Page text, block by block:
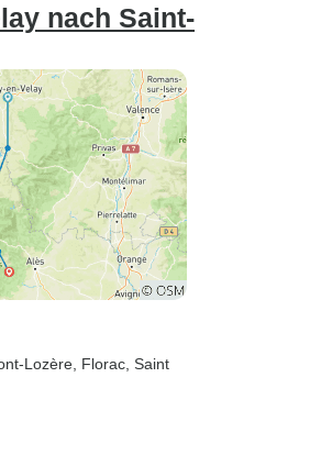
nach Saint-
Lozère , Florac , Saint